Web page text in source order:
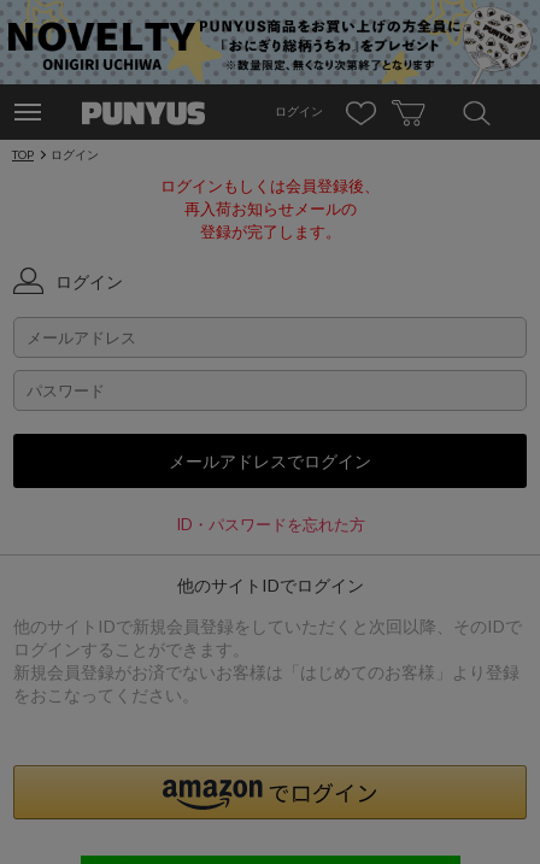
ログイン
TOP ログイン
ログインもしくは会員登録後、
再入荷お知らせメールの
登録が完了します。
ログイン
ID・パスワードを忘れた方
他のサイトIDでログイン
他のサイトIDで新規会員登録をしていただくと次回以降、そのIDで
ログインすることができます。
新規会員登録がお済でないお客様は「はじめてのお客様」より登録
をおこなってください。